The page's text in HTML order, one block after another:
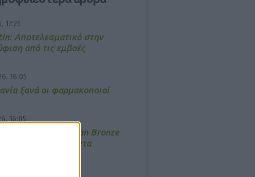
17:25
Αποτελεσματικό στην
από τις εμβοές
16:05
ξανά οι φαρμακοποιοί
16:05
Η συλλογή Aegean Bronze
δύο νέα προϊόντα